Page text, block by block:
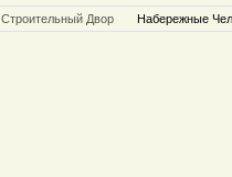
Строительный Двор Набережные